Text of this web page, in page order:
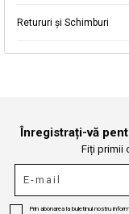
Retururi și Schimburi
Înregistrați-vă
Fiți primii
Prin abonarea la buletinul nostru